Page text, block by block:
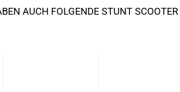
AUCH FOLGENDE STUNT SCOOTER